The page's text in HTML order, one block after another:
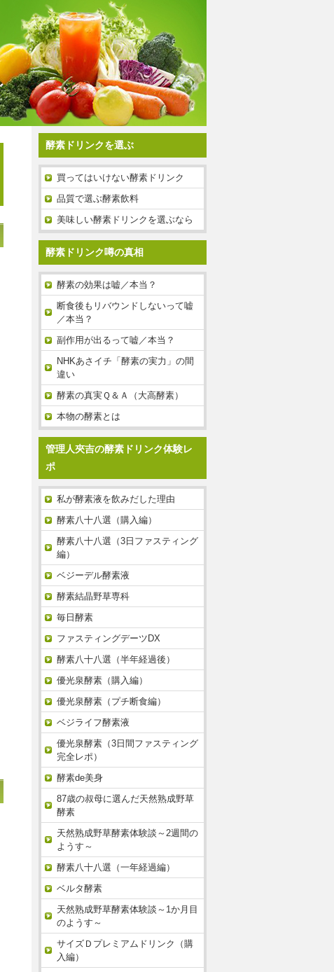
酵素ドリンクを選ぶ
買ってはいけない酵素ドリンク
品質で選ぶ酵素飲料
美味しい酵素ドリンクを選ぶなら
酵素ドリンク噂の真相
酵素の効果は嘘／本当？
断食後もリバウンドしないって嘘
／本当？
副作用が出るって嘘／本当？
NHKあさイチ「酵素の実力」の間
違い
酵素の真実Ｑ＆Ａ（大高酵素）
本物の酵素とは
管理人夾吉の酵素ドリンク体験レ
ポ
私が酵素液を飲みだした理由
酵素八十八選（購入編）
酵素八十八選（3日ファスティング
編）
ベジーデル酵素液
酵素結晶野草専科
毎日酵素
ファスティングデーツDX
酵素八十八選（半年経過後）
優光泉酵素（購入編）
優光泉酵素（プチ断食編）
ベジライフ酵素液
優光泉酵素（3日間ファスティング
完全レポ）
酵素de美身
87歳の叔母に選んだ天然熟成野草
酵素
天然熟成野草酵素体験談～2週間の
ようす～
酵素八十八選（一年経過編）
ベルタ酵素
天然熟成野草酵素体験談～1か月目
のようす～
サイズＤプレミアムドリンク（購
入編）